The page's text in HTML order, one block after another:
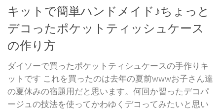
キットで簡単ハンドメイド♪ちょっと
デコったポケットティッシュケース
の作り方
ダイソーで買ったポケットティシュケースの手作りキ
ットです これを買ったのは去年の夏前wwwお子さん達
の夏休みの宿題用だと思います。何回か習ったデコパ
ージュの技法を使ってかわゆくデコってみたいと思い